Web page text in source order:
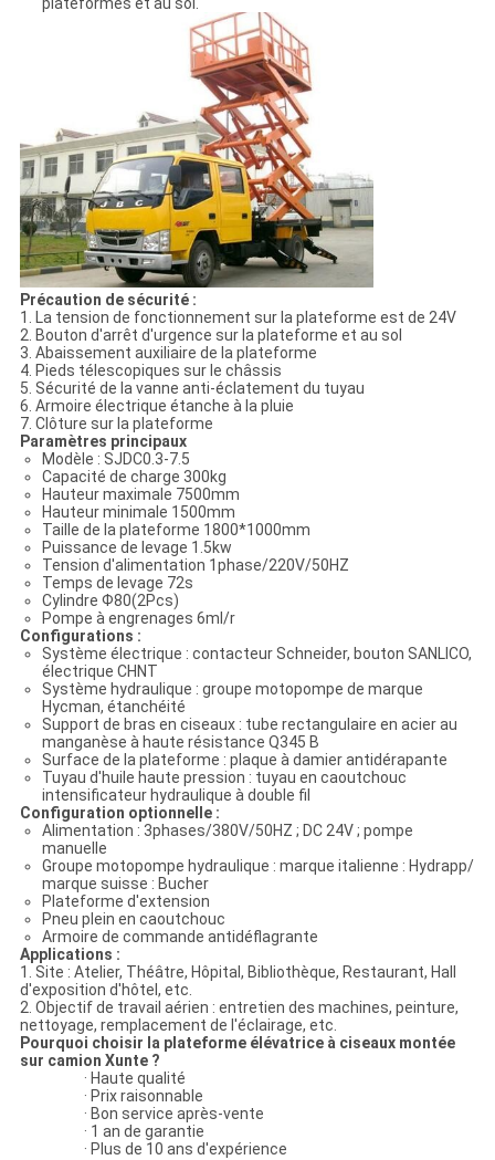
plateformes et au sol.
Précaution de sécurité :
1. La tension de fonctionnement sur la plateforme est de 24V
2. Bouton d'arrêt d'urgence sur la plateforme et au sol
3. Abaissement auxiliaire de la plateforme
4. Pieds télescopiques sur le châssis
5. Sécurité de la vanne anti-éclatement du tuyau
6. Armoire électrique étanche à la pluie
7. Clôture sur la plateforme
Paramètres principaux
Modèle : SJDC0.3-7.5
Capacité de charge 300kg
Hauteur maximale 7500mm
Hauteur minimale 1500mm
Taille de la plateforme 1800*1000mm
Puissance de levage 1.5kw
Tension d'alimentation 1phase/220V/50HZ
Temps de levage 72s
Cylindre Ф80(2Pcs)
Pompe à engrenages 6ml/r
Configurations :
Système électrique : contacteur Schneider, bouton SANLICO,
électrique CHNT
Système hydraulique : groupe motopompe de marque
Hycman, étanchéité
Support de bras en ciseaux : tube rectangulaire en acier au
manganèse à haute résistance Q345 B
Surface de la plateforme : plaque à damier antidérapante
Tuyau d'huile haute pression : tuyau en caoutchouc
intensificateur hydraulique à double fil
Configuration optionnelle :
Alimentation : 3phases/380V/50HZ ; DC 24V ; pompe
manuelle
Groupe motopompe hydraulique : marque italienne : Hydrapp/
marque suisse : Bucher
Plateforme d'extension
Pneu plein en caoutchouc
Armoire de commande antidéflagrante
Applications :
1. Site : Atelier, Théâtre, Hôpital, Bibliothèque, Restaurant, Hall
d'exposition d'hôtel, etc.
2. Objectif de travail aérien : entretien des machines, peinture,
nettoyage, remplacement de l'éclairage, etc.
Pourquoi choisir la plateforme élévatrice à ciseaux montée
sur camion Xunte ?
· Haute qualité
· Prix raisonnable
· Bon service après-vente
· 1 an de garantie
· Plus de 10 ans d'expérience